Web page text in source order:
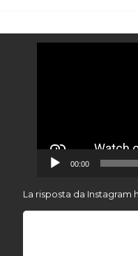
00:00
La risposta da Instagram